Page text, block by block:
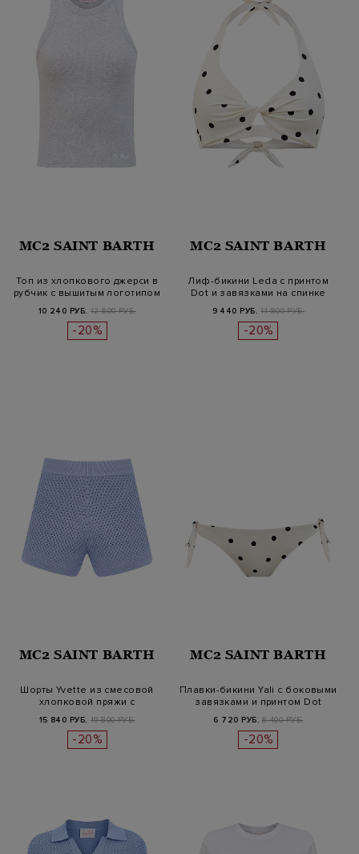
MC2 SAINT BARTH
Топ из хлопкового джерси в
рубчик с вышитым логотипом
10 240 РУБ. 12 800 РУБ.
-20%
MC2 SAINT BARTH
Лиф-бикини Leda с принтом
Dot и завязками на спинке
9 440 РУБ. 11 800 РУБ.
-20%
MC2 SAINT BARTH
Шорты Yvette из смесовой
хлопковой пряжи с
эластичным…
15 840 РУБ. 19 800 РУБ.
-20%
MC2 SAINT BARTH
Плавки-бикини Yali с боковыми
завязками и принтом Dot
6 720 РУБ. 8 400 РУБ.
-20%